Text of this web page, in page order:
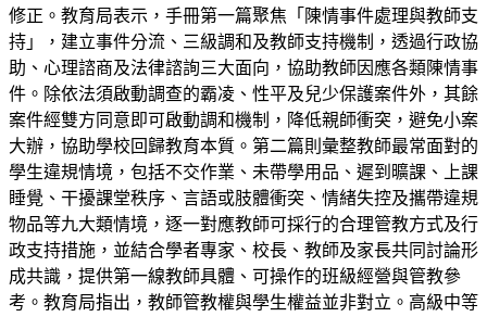
修正。教育局表示，手冊第一篇聚焦「陳情事件處理與教師支
持」，建立事件分流、三級調和及教師支持機制，透過行政協
助、心理諮商及法律諮詢三大面向，協助教師因應各類陳情事
件。除依法須啟動調查的霸凌、性平及兒少保護案件外，其餘
案件經雙方同意即可啟動調和機制，降低親師衝突，避免小案
大辦，協助學校回歸教育本質。第二篇則彙整教師最常面對的
學生違規情境，包括不交作業、未帶學用品、遲到曠課、上課
睡覺、干擾課堂秩序、言語或肢體衝突、情緒失控及攜帶違規
物品等九大類情境，逐一對應教師可採行的合理管教方式及行
政支持措施，並結合學者專家、校長、教師及家長共同討論形
成共識，提供第一線教師具體、可操作的班級經營與管教參
考。教育局指出，教師管教權與學生權益並非對立。高級中等